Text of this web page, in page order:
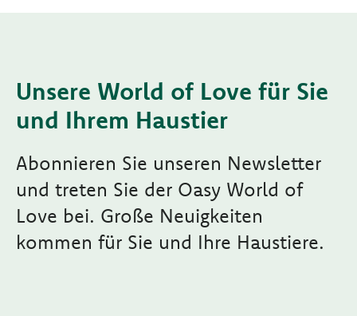
Unsere World of Love für Sie
und Ihrem Haustier
Abonnieren Sie unseren Newsletter
und treten Sie der Oasy World of
Love bei. Große Neuigkeiten
kommen für Sie und Ihre Haustiere.